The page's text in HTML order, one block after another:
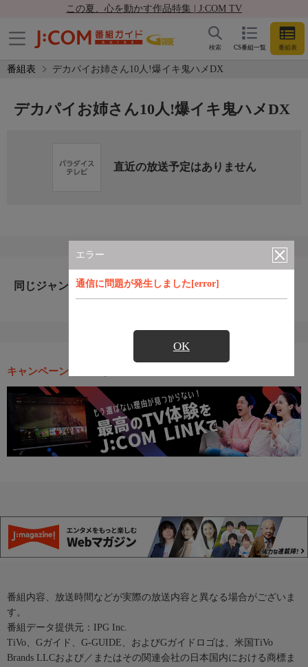
この夏、心を動かす作品特集 | J:COM TV
CS番組一覧 番組表
検索
番組表 デカパイお姉さん10人!爆イキ鬼ハメDX
エラー
通信に問題が発生しました[error]
OK
デカパイお姉さん10人!爆イキ鬼ハメDX
直近の放送予定はありません
同じジャンルのおすすめ番組
キャンペーン・お得な情報
番組内容、放送時間などが実際の放送内容と異なる場合がございま
す。
番組データ提供元：IPG Inc.
TiVo、Gガイド、G-GUIDE、およびGガイドロゴは、米国TiVo
Brands LLCおよび／またはその関連会社の日本国内における商標ま